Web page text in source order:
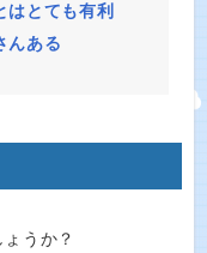
はとても有利
んある
うか？